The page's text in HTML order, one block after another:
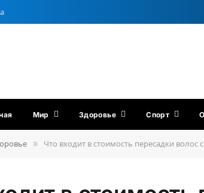
Мир Здоровье Спорт
» Что входит в стоимость пересадки волос